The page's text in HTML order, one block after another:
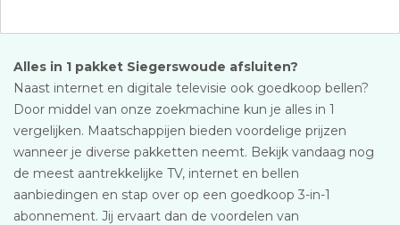
Alles in 1 pakket Siegerswoude afsluiten?
Naast internet en digitale televisie ook goedkoop bellen?
Door middel van onze zoekmachine kun je alles in 1
vergelijken. Maatschappijen bieden voordelige prijzen
wanneer je diverse pakketten neemt. Bekijk vandaag nog
de meest aantrekkelijke TV, internet en bellen
aanbiedingen en stap over op een goedkoop 3-in-1
abonnement. Jij ervaart dan de voordelen van